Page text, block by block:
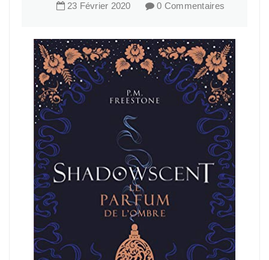
23 Février 2020 0 Commentaires